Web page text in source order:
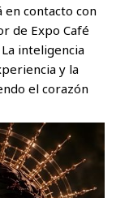
contacto con
de Expo Café
inteligencia
y la
el corazón